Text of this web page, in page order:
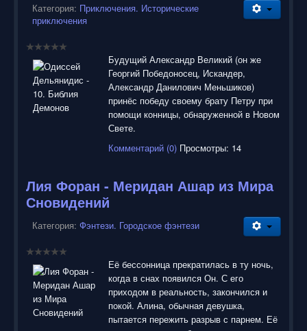
Категория: Приключения. Исторические
приключения
Будущий Александр Великий (он же
Георгий Победоносец, Искандер,
Александр Данилович Меньшиков)
принёс победу своему брату Петру при
помощи конницы, обнаруженной в Новом
Свете.
Комментарий (0) Просмотры: 14
Лия Форан - Меридан Ашар из Мира
Сновидений
Категория: Фэнтези. Городское фэнтези
Её бессонница прекратилась в ту ночь,
когда в снах появился Он. С его
приходом в реальность, закончился и
покой. Алина, обычная девушка,
пытается пережить разрыв с парнем. Её